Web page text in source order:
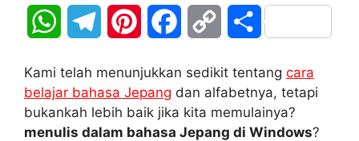
W
a
t
l
e
n
t
c
e
p
y
S
a
r
Kami telah menunjukkan sedikit tentang cara
belajar bahasa Jepang dan alfabetnya, tetapi
bukankah lebih baik jika kita memulainya?
menulis dalam bahasa Jepang di Windows?